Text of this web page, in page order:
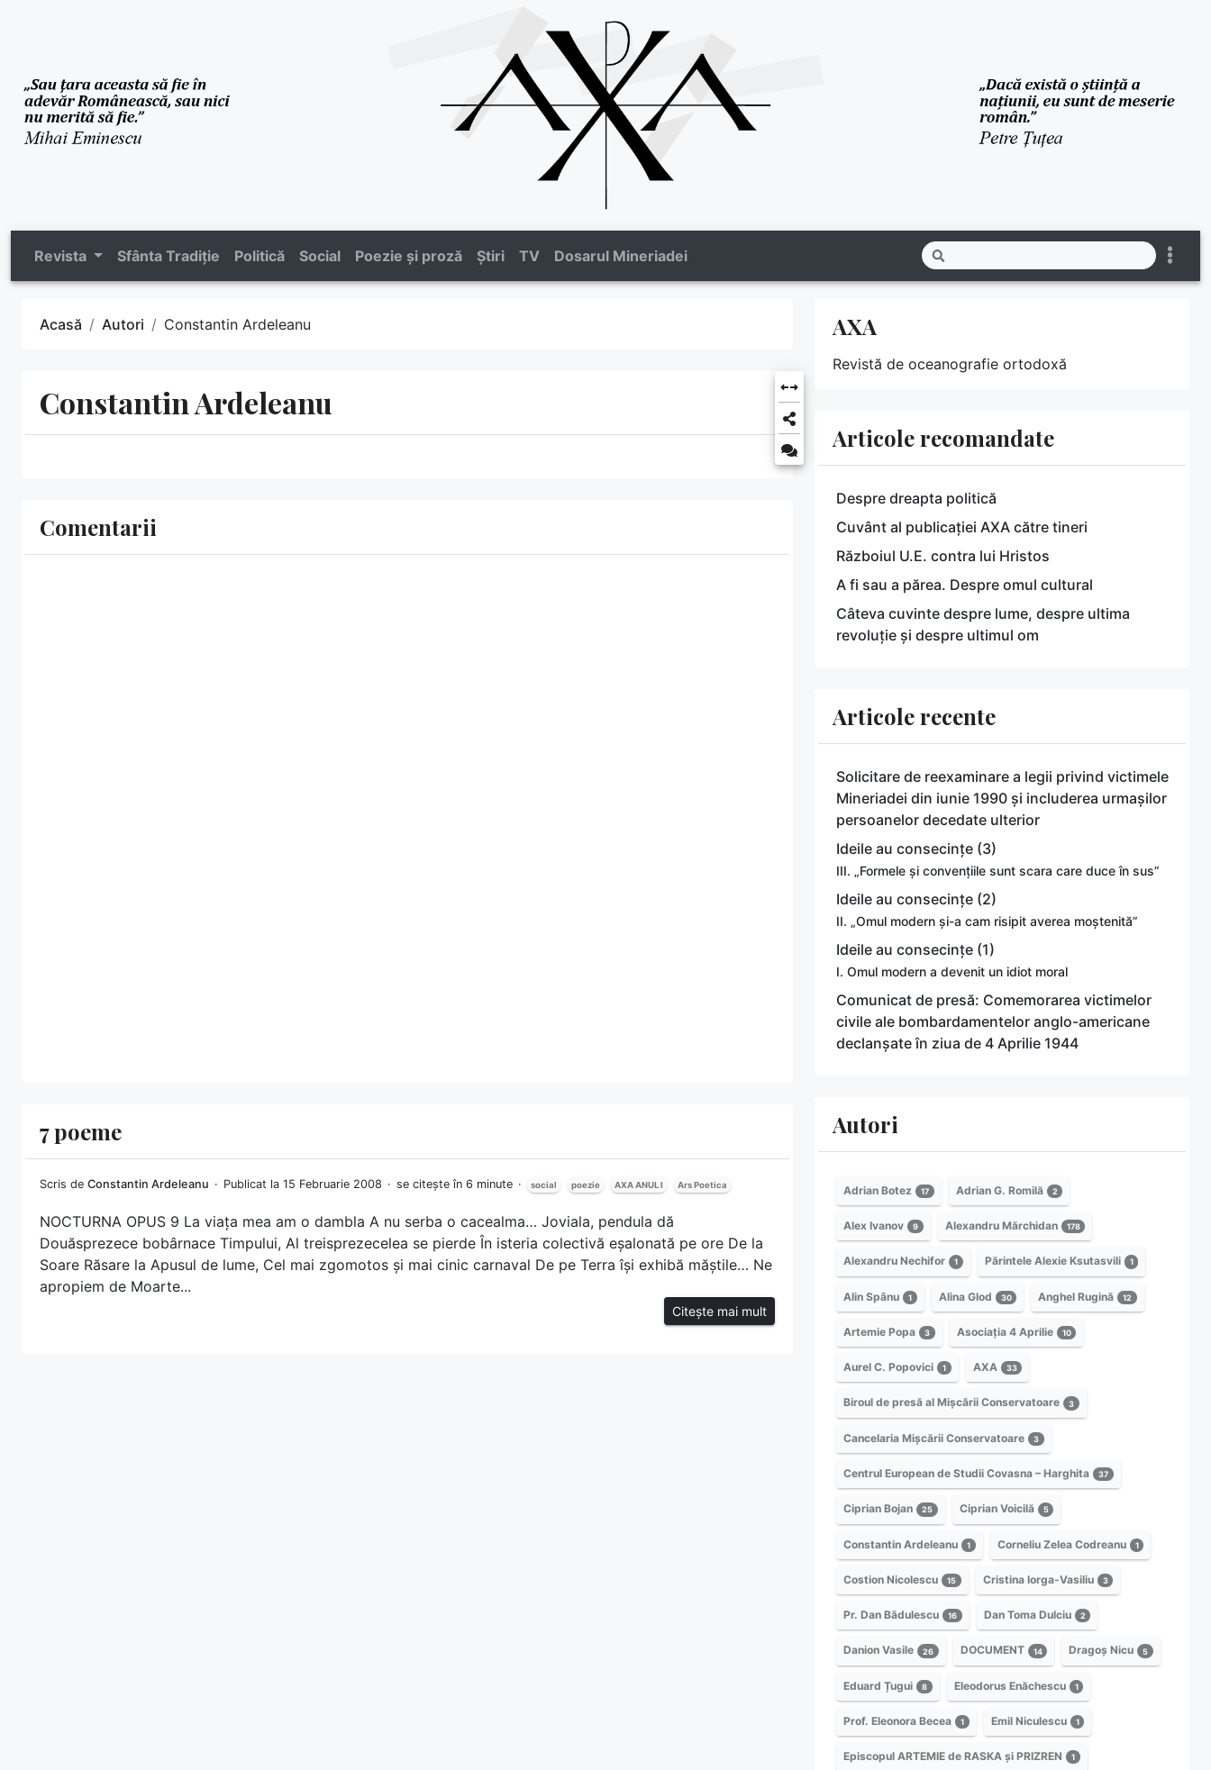
Revista Sfânta Tradiție Politică Social Poezie și proză Știri TV Dosarul Mineriadei
Acasă Autori Constantin Ardeleanu
Constantin Ardeleanu
Comentarii
7 poeme
Scris de Constantin Ardeleanu Publicat la 15 Februarie 2008 se citește în 6 minute social poezie AXA ANUL I Ars Poetica
NOCTURNA OPUS 9 La viața mea am o dambla A nu serba o cacealma… Joviala, pendula dă
Douăsprezece bobârnace Timpului, Al treisprezecelea se pierde În isteria colectivă eșalonată pe ore De la
Soare Răsare la Apusul de lume, Cel mai zgomotos și mai cinic carnaval De pe Terra își exhibă măștile… Ne
apropiem de Moarte...
Citește mai mult
AXA
Revistă de oceanografie ortodoxă
Articole recomandate
Despre dreapta politică
Cuvânt al publicației AXA către tineri
Războiul U.E. contra lui Hristos
A fi sau a părea. Despre omul cultural
Câteva cuvinte despre lume, despre ultima
revoluție și despre ultimul om
Articole recente
Solicitare de reexaminare a legii privind victimele
Mineriadei din iunie 1990 și includerea urmașilor
persoanelor decedate ulterior
Ideile au consecințe (3)
III. „Formele și convențiile sunt scara care duce în sus”
Ideile au consecințe (2)
II. „Omul modern și-a cam risipit averea moștenită”
Ideile au consecințe (1)
I. Omul modern a devenit un idiot moral
Comunicat de presă: Comemorarea victimelor
civile ale bombardamentelor anglo-americane
declanșate în ziua de 4 Aprilie 1944
Autori
Adrian Botez 17 Adrian G. Romilă 2
Alex Ivanov 9 Alexandru Mărchidan 178
Alexandru Nechifor 1 Părintele Alexie Ksutasvili 1
Alin Spânu 1 Alina Glod 30 Anghel Rugină 12
Artemie Popa 3 Asociația 4 Aprilie 10
Aurel C. Popovici 1 AXA 33
Biroul de presă al Mișcării Conservatoare 3
Cancelaria Mișcării Conservatoare 3
Centrul European de Studii Covasna – Harghita 37
Ciprian Bojan 25 Ciprian Voicilă 5
Constantin Ardeleanu 1 Corneliu Zelea Codreanu 1
Costion Nicolescu 15 Cristina Iorga-Vasiliu 3
Pr. Dan Bădulescu 16 Dan Toma Dulciu 2
Danion Vasile 26 DOCUMENT 14 Dragoș Nicu 5
Eduard Țugui 8 Eleodorus Enăchescu 1
Prof. Eleonora Becea 1 Emil Niculescu 1
Episcopul ARTEMIE de RASKA și PRIZREN 1